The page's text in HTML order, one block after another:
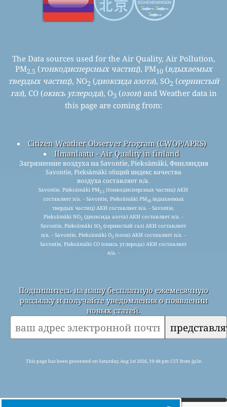
The Data sources used for the Air Quality, Air Pollution,
PM2.5 (тонкодисперсных частиц), PM10(вдыхаемых
твердых частиц), NO2 (диоксида азота), SO2 (сернистый
газ), CO (окись углерода), O3 (озон) and Weather data in
this page are coming from:
Citizen Weather Observer Program (CWOP/APRS)
Ilmanlaatu - Air Quality in finland
Загрязнение воздуха на Savontie, Pieksämäki, Финляндия
Savontie, Pieksämäki общий индекс качества
воздуха составляет n/a.
Savontie, Pieksämäki PM2.5 (тонкодисперсных частиц) АКИ
составляет n/a. - Savontie, Pieksämäki PM10(вдыхаемых
твердых частиц) АКИ составляет n/a. - Savontie,
Pieksämäki NO2(диоксида азота) АКИ составляет n/a. -
Savontie, Pieksämäki SO2 (сернистый газ) АКИ составляет
n/a. - Savontie, Pieksämäki O3(озон) АКИ составляет n/a. -
Savontie, Pieksämäki CO (окись углерода) АКИ составляет
n/a. -
Подпишитесь на нашу бесплатную ежемесячную
рассылку и получайте уведомления о появлении
новых статей.
This page has been generated on Saturday, Aug 1st 2026, 19:48 pm CST from jp2n